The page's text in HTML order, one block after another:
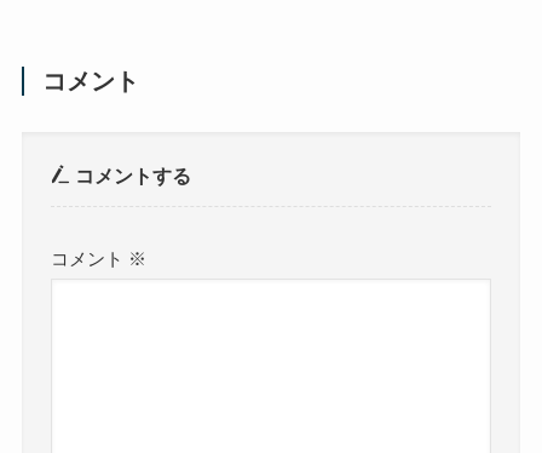
コメント
コメントする
コメント ※